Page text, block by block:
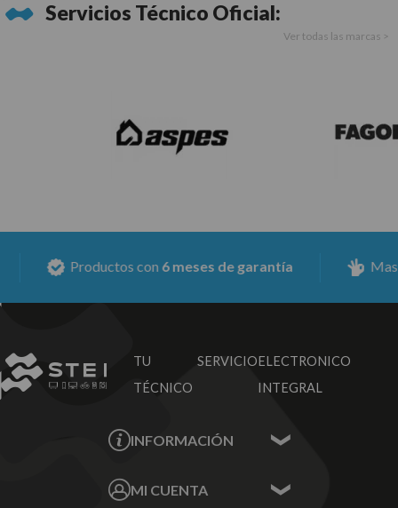
Servicios Técnico Oficial:
Ver todas las marcas >
Productos con6 meses de garantía Mas de
TU SERVICIO
TÉCNICO
ELECTRONICO
INTEGRAL
INFORMACIÓN
Sobre nosotros
MI CUENTA